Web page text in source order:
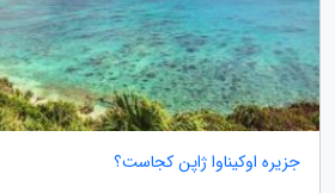
جزیره اوکیناوا ژاپن کجاست؟